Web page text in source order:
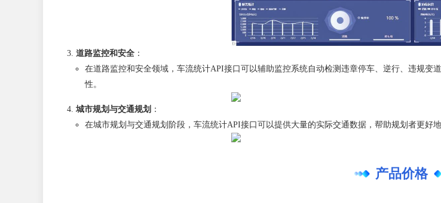
道路监控和安全 ：
在道路监控和安全领域，车流统计API接口可以辅助监控系统自动检测违章停车、逆行、违规
性。
城市规划与交通规划 ：
在城市规划与交通规划阶段，车流统计API接口可以提供大量的实际交通数据，帮助规划者更好
产品价格